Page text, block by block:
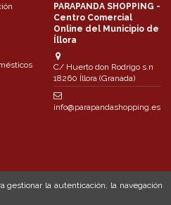
PARAPANDA SHOPPING -
Centro Comercial
Online del Municipio de
Íllora
C/ Huerto don Rodrigo s.n
18260 Íllora (Granada)
info@parapandashopping.es
gestionar la autenticación, la navegación